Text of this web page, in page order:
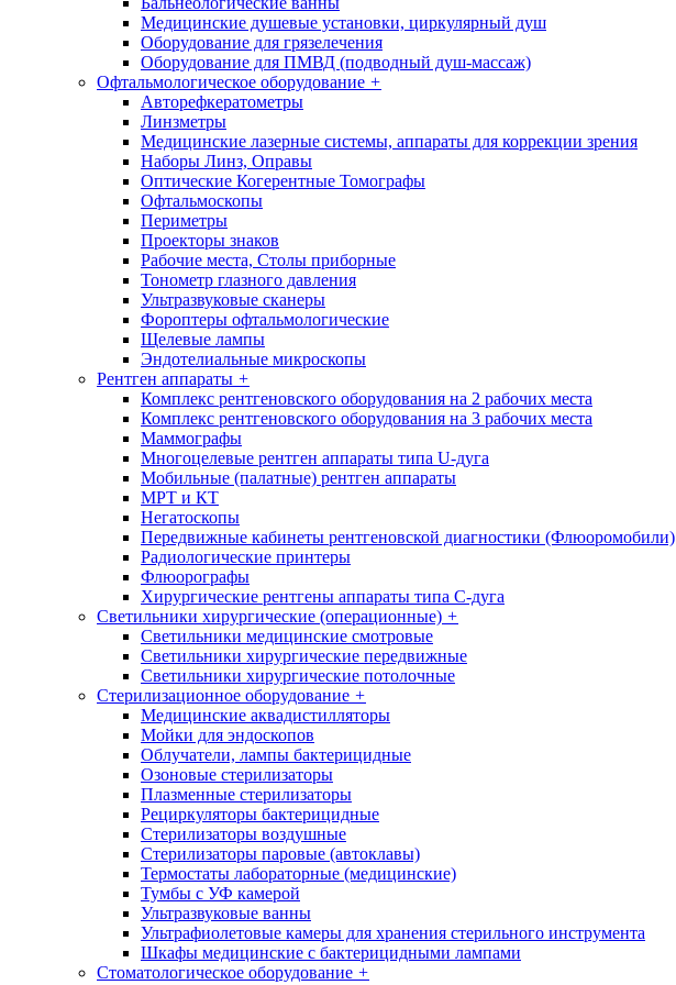
Медицинские душевые установки, циркулярный душ
Оборудование для грязелечения
Оборудование для ПМВД (подводный душ-массаж)
Офтальмологическое оборудование +
Авторефкератометры
Линзметры
Медицинские лазерные системы, аппараты для коррекции зрения
Наборы Линз, Оправы
Оптические Когерентные Томографы
Офтальмоскопы
Периметры
Проекторы знаков
Рабочие места, Столы приборные
Тонометр глазного давления
Ультразвуковые сканеры
Фороптеры офтальмологические
Щелевые лампы
Эндотелиальные микроскопы
Рентген аппараты +
Комплекс рентгеновского оборудования на 2 рабочих места
Комплекс рентгеновского оборудования на 3 рабочих места
Маммографы
Многоцелевые рентген аппараты типа U-дуга
Мобильные (палатные) рентген аппараты
МРТ и КТ
Негатоскопы
Передвижные кабинеты рентгеновской диагностики (Флюоромобили)
Радиологические принтеры
Флюорографы
Хирургические рентгены аппараты типа С-дуга
Светильники хирургические (операционные) +
Светильники медицинские смотровые
Светильники хирургические передвижные
Светильники хирургические потолочные
Стерилизационное оборудование +
Медицинские аквадистилляторы
Мойки для эндоскопов
Облучатели, лампы бактерицидные
Озоновые стерилизаторы
Плазменные стерилизаторы
Рециркуляторы бактерицидные
Стерилизаторы воздушные
Стерилизаторы паровые (автоклавы)
Термостаты лабораторные (медицинские)
Тумбы с УФ камерой
Ультразвуковые ванны
Ультрафиолетовые камеры для хранения стерильного инструмента
Шкафы медицинские с бактерицидными лампами
Стоматологическое оборудование +